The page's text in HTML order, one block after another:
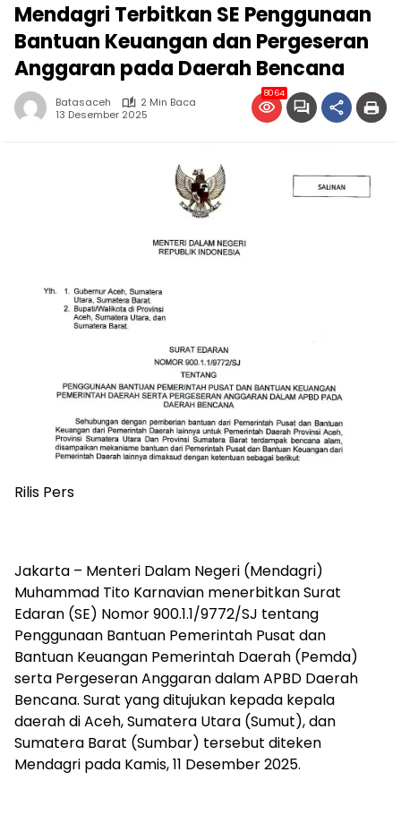
Mendagri Terbitkan SE Penggunaan
Bantuan Keuangan dan Pergeseran
Anggaran pada Daerah Bencana
Batasaceh
2 Min Baca
13 Desember 2025
8064
Rilis Pers
Jakarta – Menteri Dalam Negeri (Mendagri)
Muhammad Tito Karnavian menerbitkan Surat
Edaran (SE) Nomor 900.1.1/9772/SJ tentang
Penggunaan Bantuan Pemerintah Pusat dan
Bantuan Keuangan Pemerintah Daerah (Pemda)
serta Pergeseran Anggaran dalam APBD Daerah
Bencana. Surat yang ditujukan kepada kepala
daerah di Aceh, Sumatera Utara (Sumut), dan
Sumatera Barat (Sumbar) tersebut diteken
Mendagri pada Kamis, 11 Desember 2025.